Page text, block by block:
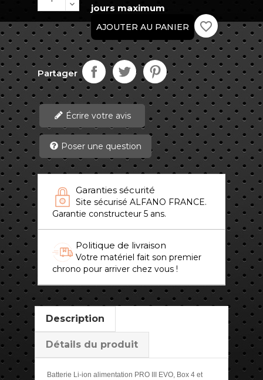
jours maximum
AJOUTER AU PANIER favorite_border
Partager
Écrire votre avis
Poser une question
Garanties sécurité
Site sécurisé ALFANO FRANCE.
Garantie constructeur 5 ans.
Politique de livraison
Votre matériel fait son premier
chrono pour arriver chez vous !
Description
Détails du produit
Batterie Li-ion alimentation PRO III EVO, Box 4 et